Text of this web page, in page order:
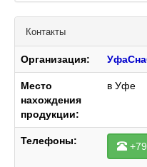
Контакты
Организация:
Место
нахождения
продукции:
в Уфе
Телефоны: